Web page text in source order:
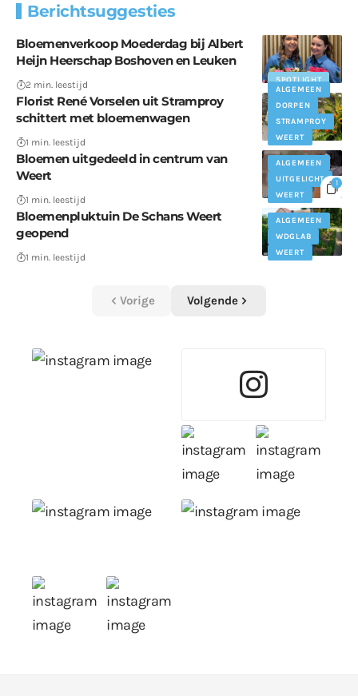
Berichtsuggesties
SPOTLIGHT
Bloemenverkoop Moederdag bij Albert
Heijn Heerschap Boshoven en Leuken
2 min. leestijd
ALGEMEEN
DORPEN
STRAMPROY
WEERT
Florist René Vorselen uit Stramproy
schittert met bloemenwagen
1 min. leestijd
1
ALGEMEEN
UITGELICHT
WEERT
Bloemen uitgedeeld in centrum van
Weert
1 min. leestijd
ALGEMEEN
WDGLAB
WEERT
Bloemenpluktuin De Schans Weert
geopend
1 min. leestijd
Vorige Volgende